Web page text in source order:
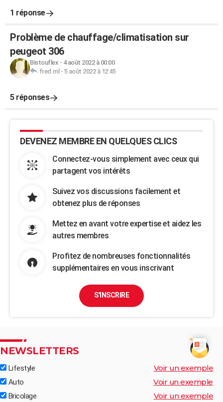
1 réponse
Problème de chauffage/climatisation sur
peugeot 306
Bistouflex - 4 août 2022 à 00:00
fred.ml - 5 août 2022 à 12:45
5 réponses
DEVENEZ MEMBRE EN QUELQUES CLICS
Connectez-vous simplement avec ceux qui
partagent vos intérêts
Suivez vos discussions facilement et
obtenez plus de réponses
Mettez en avant votre expertise et aidez les
autres membres
Profitez de nombreuses fonctionnalités
supplémentaires en vous inscrivant
S'INSCRIRE
NEWSLETTERS
Lifestyle Voir un exemple
Auto Voir un exemple
Bricolage Voir un exemple